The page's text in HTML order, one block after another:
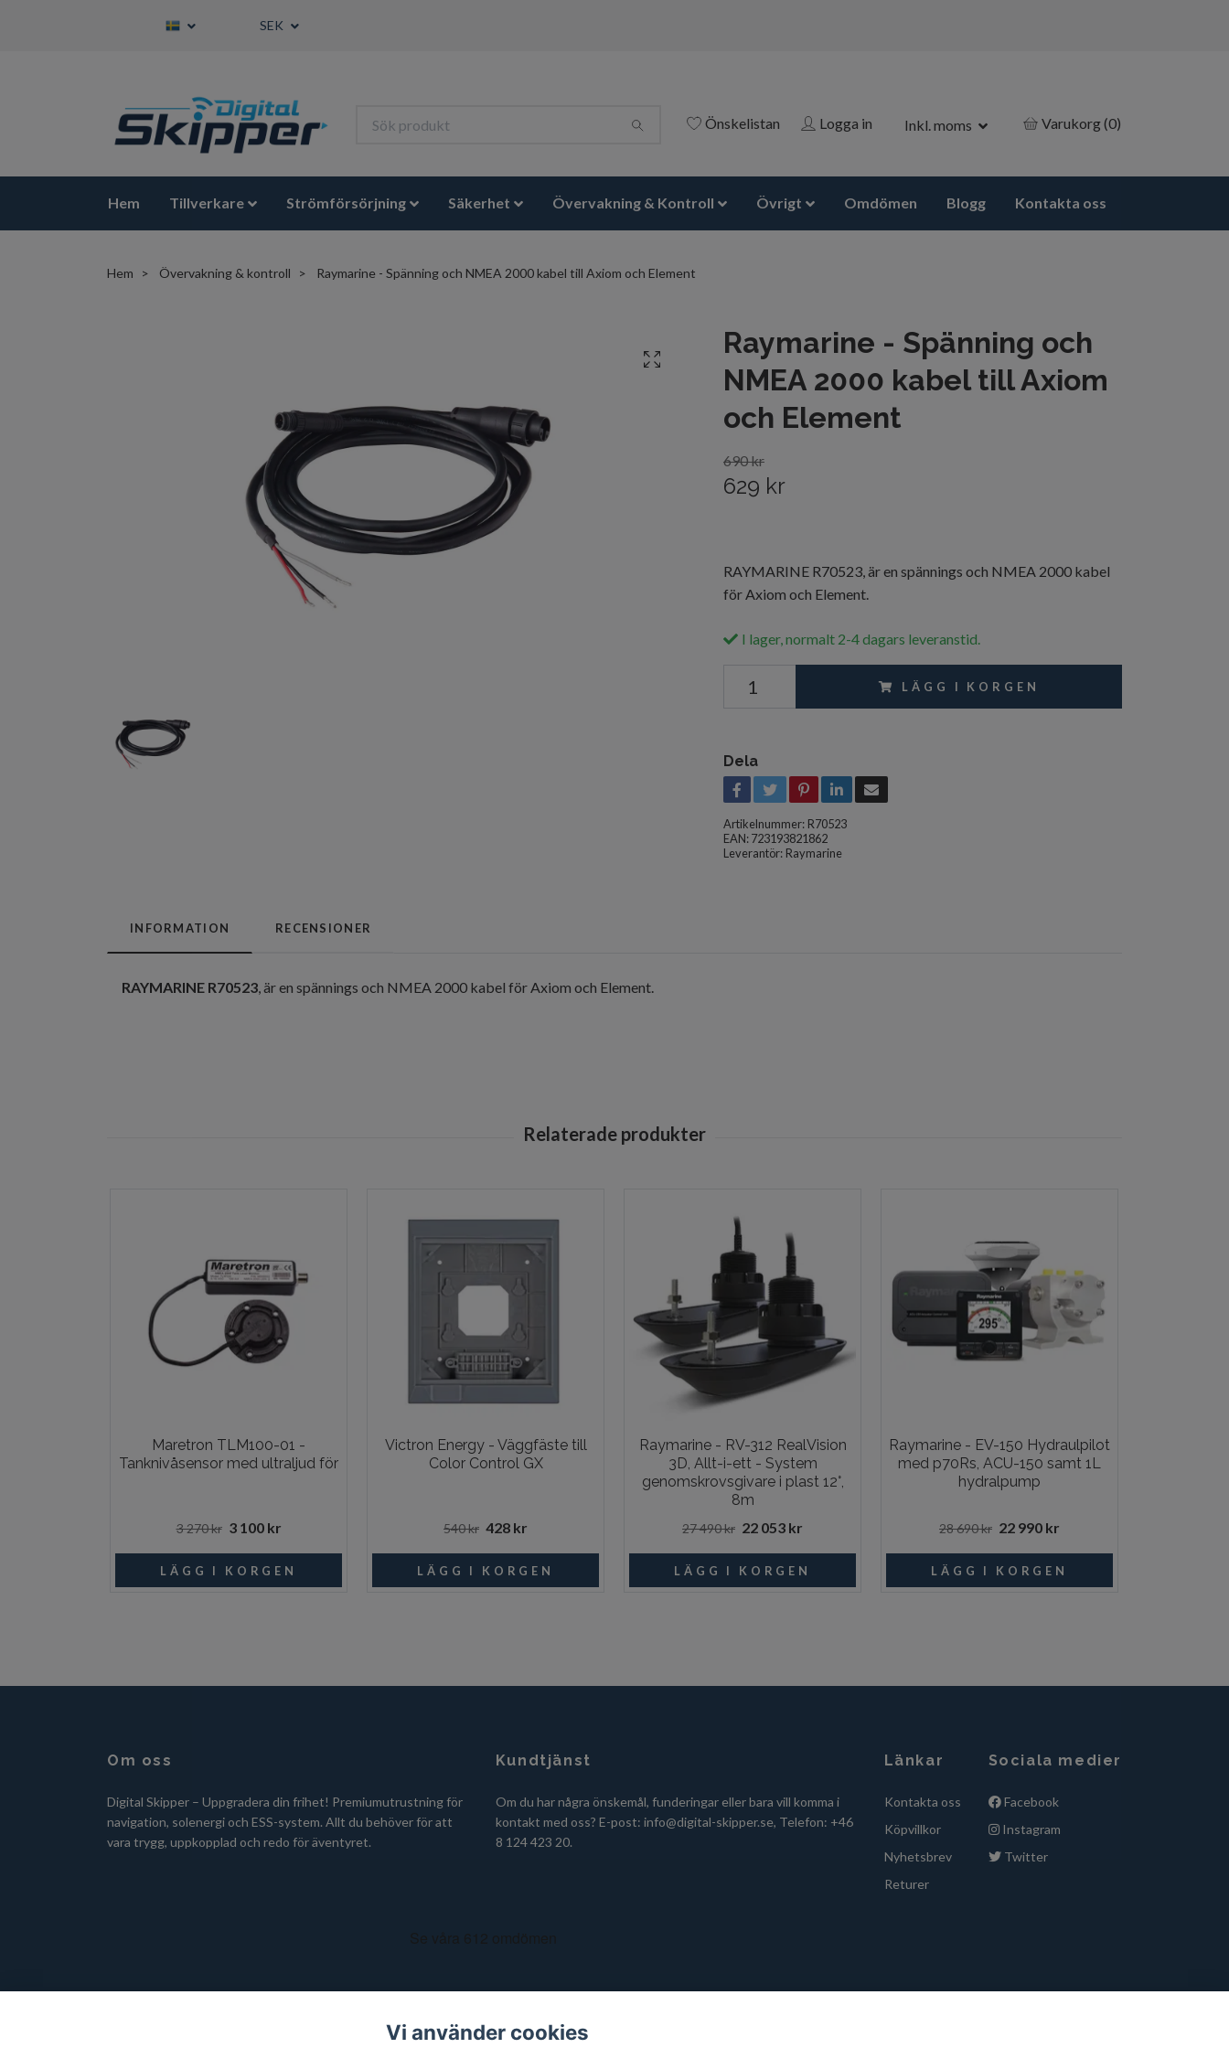
SEK
Önskelistan Logga in Inkl. moms Varukorg(0)
Hem Tillverkare Strömförsörjning Säkerhet Övervakning & Kontroll Övrigt Omdömen Blogg Kontakta oss
Hem Övervakning & kontroll Raymarine - Spänning och NMEA 2000 kabel till Axiom och Element
Raymarine - Spänning och
NMEA 2000 kabel till Axiom
och Element
690 kr
629 kr
RAYMARINE R70523, är en spännings och NMEA 2000 kabel
för Axiom och Element.
I lager, normalt 2-4 dagars leveranstid.
LÄGG I KORGEN
Dela
Artikelnummer: R70523
EAN: 723193821862
Leverantör: Raymarine
INFORMATION RECENSIONER
RAYMARINE R70523, är en spännings och NMEA 2000 kabel för Axiom och Element.
Maretron TLM100-01 -
Tanknivåsensor med ultraljud för
3 270 kr 3 100 kr
Victron Energy - Väggfäste till
Color Control GX
540 kr 428 kr
Raymarine - RV-312 RealVision
3D, Allt-i-ett - System
genomskrovsgivare i plast 12°,
8m
27 490 kr 22 053 kr
Raymarine - EV-150 Hydraulpilot
med p70Rs, ACU-150 samt 1L
hydralpump
28 690 kr 22 990 kr
Om oss
Digital Skipper – Uppgradera din frihet! Premiumutrustning för
navigation, solenergi och ESS-system. Allt du behöver för att
vara trygg, uppkopplad och redo för äventyret.
Kundtjänst
Om du har några önskemål, funderingar eller bara vill komma i
kontakt med oss? E-post: info@digital-skipper.se, Telefon: +46
8 124 423 20.
Länkar
Kontakta oss
Köpvillkor
Nyhetsbrev
Returer
Sociala medier
Facebook
Instagram
Twitter
Vi använder cookies